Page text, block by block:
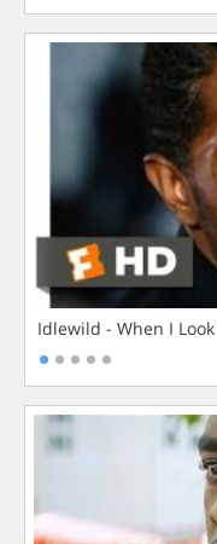
Idlewild - When I